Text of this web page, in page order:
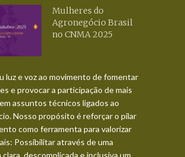
Mulheres do
Agronegócio Brasil
no CNMA 2025
luz e voz ao movimento de fomentar
e provocar a participação de mais
assuntos técnicos ligados ao
Nosso propósito é reforçar o pilar
como ferramenta para valorizar
Possibilitar através de uma